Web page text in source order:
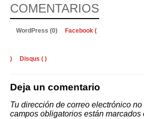
COMENTARIOS
WordPress (0) Facebook (
) Disqus ( )
Deja un comentario
Tu dirección de correo electrónico
campos obligatorios están marcados